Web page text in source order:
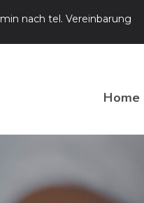
nach tel. Vereinbarung
Home